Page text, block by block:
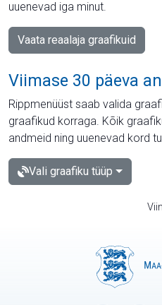
uuenevad iga minut.
Vaata reaalaja graafikuid
Viimase 30 päeva
Rippmenüüst saab valida
graafikud korraga. Kõik
andmeid ning uuenevad kord
Vali graafiku tüüp